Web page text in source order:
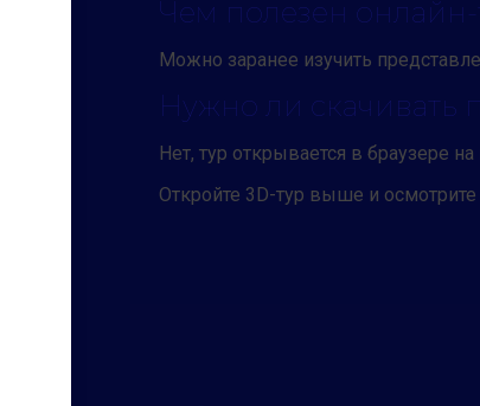
Чем полезен онлайн-
Можно заранее изучить
Нужно ли скачивать
Нет, тур открывается в браузере
Откройте 3D-тур выше и